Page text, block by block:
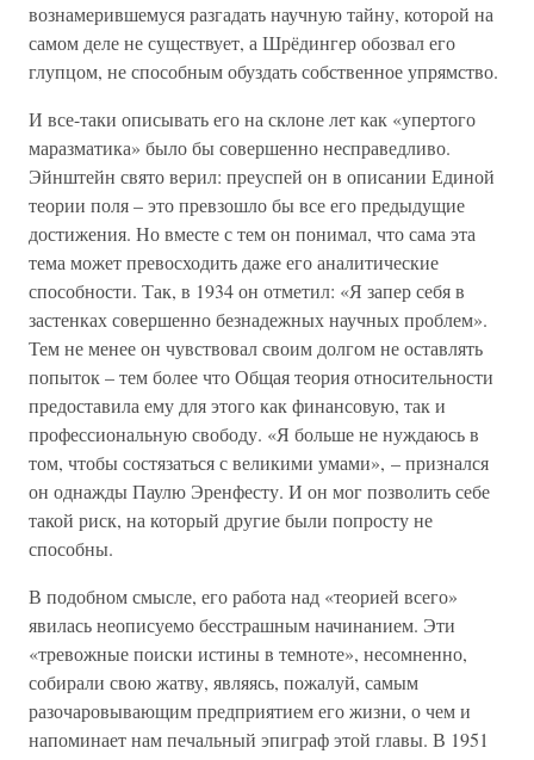
вознамерившемуся разгадать научную тайну, которой на
самом деле не существует, а Шрёдингер обозвал его
глупцом, не способным обуздать собственное упрямство.
И все-таки описывать его на склоне лет как «упертого
маразматика» было бы совершенно несправедливо.
Эйнштейн свято верил: преуспей он в описании Единой
теории поля – это превзошло бы все его предыдущие
достижения. Но вместе с тем он понимал, что сама эта
тема может превосходить даже его аналитические
способности. Так, в 1934 он отметил: «Я запер себя в
застенках совершенно безнадежных научных проблем».
Тем не менее он чувствовал своим долгом не оставлять
попыток – тем более что Общая теория относительности
предоставила ему для этого как финансовую, так и
профессиональную свободу. «Я больше не нуждаюсь в
том, чтобы состязаться с великими умами», – признался
он однажды Паулю Эренфесту. И он мог позволить себе
такой риск, на который другие были попросту не
способны.
В подобном смысле, его работа над «теорией всего»
явилась неописуемо бесстрашным начинанием. Эти
«тревожные поиски истины в темноте», несомненно,
собирали свою жатву, являясь, пожалуй, самым
разочаровывающим предприятием его жизни, о чем и
напоминает нам печальный эпиграф этой главы. В 1951